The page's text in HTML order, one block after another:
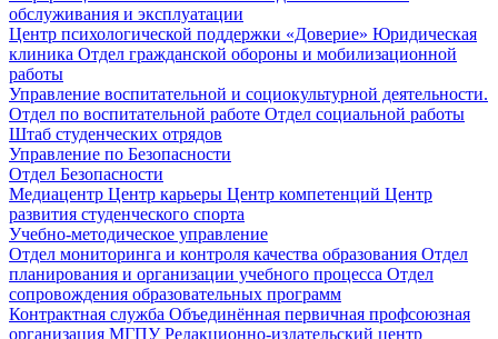
обслуживания и эксплуатации
Центр психологической поддержки «Доверие» Юридическая
клиника Отдел гражданской обороны и мобилизационной
работы
Управление воспитательной и социокультурной деятельности.
Отдел по воспитательной работе Отдел социальной работы
Штаб студенческих отрядов
Управление по Безопасности
Отдел Безопасности
Медиацентр Центр карьеры Центр компетенций Центр
развития студенческого спорта
Учебно-методическое управление
Отдел мониторинга и контроля качества образования Отдел
планирования и организации учебного процесса Отдел
сопровождения образовательных программ
Контрактная служба Объединённая первичная профсоюзная
организация МГПУРедакционно-издательский центр